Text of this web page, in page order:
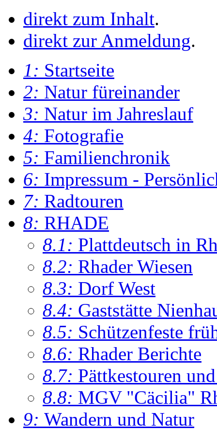
direkt zum Inhalt.
direkt zur Anmeldung.
1: Startseite
2: Natur füreinander
3: Natur im Jahreslauf
4: Fotografie
5: Familienchronik
6: Impressum -
7: Radtouren
8: RHADE
8.1: Plattdeutsch in
8.2: Rhader Wiesen
8.3: Dorf West
8.4: Gaststätte
8.5: Schützenfeste
8.6: Rhader Berichte
8.7: Pättkestouren
8.8: MGV "Cäcilia"
9: Wandern und Natur